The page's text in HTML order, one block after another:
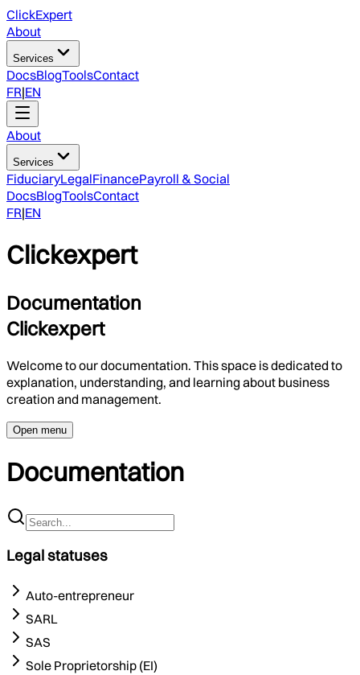
ClickExpert
About
Services
DocsBlogToolsContact
FR|EN
About
Services
FiduciaryLegalFinancePayroll & Social
DocsBlogToolsContact
FR|EN
Clickexpert
Documentation
Clickexpert
Welcome to our documentation. This space is dedicated to
explanation, understanding, and learning about business
creation and management.
Open menu
Documentation
Legal statuses
Auto-entrepreneur
SARL
SAS
Sole Proprietorship (EI)